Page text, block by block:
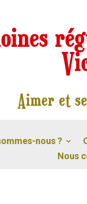
Aimer et
nous ?
Nous